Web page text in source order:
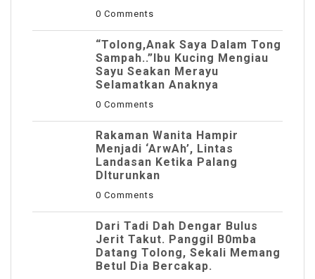
0 Comments
“Tolong,Anak Saya Dalam Tong
Sampah..”Ibu Kucing Mengiau
Sayu Seakan Merayu
Selamatkan Anaknya
0 Comments
Rakaman Wanita Hampir
Menjadi ‘ArwAh’, Lintas
Landasan Ketika Palang
DIturunkan
0 Comments
Dari Tadi Dah Dengar Bulus
Jerit Takut. Panggil B0mba
Datang Tolong, Sekali Memang
Betul Dia Bercakap.